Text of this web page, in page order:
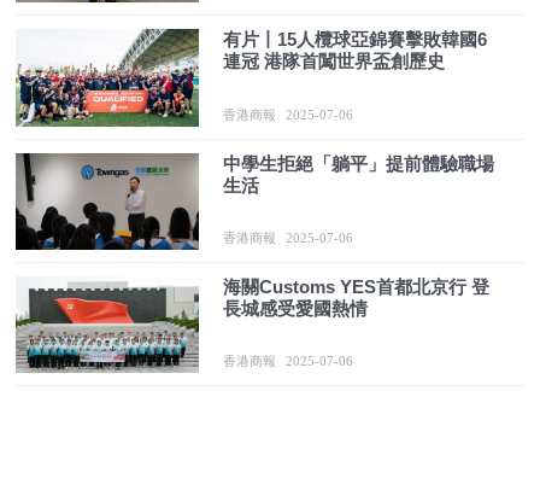
有片丨15人欖球亞錦賽擊敗韓國6
連冠 港隊首闖世界盃創歷史
香港商報 2025-07-06
中學生拒絕「躺平」提前體驗職場
生活
香港商報 2025-07-06
海關Customs YES首都北京行 登
長城感受愛國熱情
香港商報 2025-07-06